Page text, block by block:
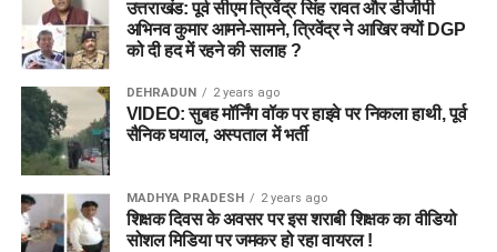
उत्तराखंड: पूर्व सीएम त्रिवेंद्र सिंह रावत और डीजीपी
अभिनव कुमार आमने-सामने, त्रिवेंद्र ने आखिर क्यों DGP
को दी हद में रहने की सलाह ?
DEHRADUN 2 years ago
VIDEO: सुबह मॉर्निंग वॉक पर हाइवे पर निकला हाथी, पूर्व
सैनिक घयाल, अस्पताल में भर्ती
MADHYA PRADESH 2 years ago
शिक्षक दिवस के अवसर पर इस शराबी शिक्षक का वीडियो
सोशल मिडिया पर जमकर हो रहा वायरल !